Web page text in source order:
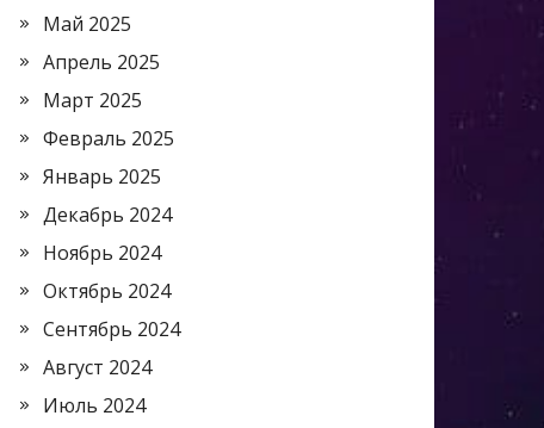
Май 2025
Апрель 2025
Март 2025
Февраль 2025
Январь 2025
Декабрь 2024
Ноябрь 2024
Октябрь 2024
Сентябрь 2024
Август 2024
Июль 2024